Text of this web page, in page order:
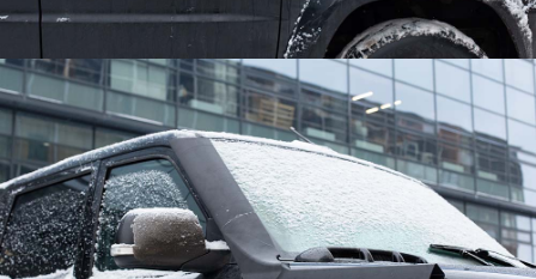
Портативный Calibry Mini
Портативный Calibry
Универсальный Spectrum
Ручной лазерный Helix
Ручной лазерный Fenix
Метрологический PRO II
Метрологический PRIME
Роботизированный Proton